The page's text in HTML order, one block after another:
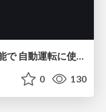
0 130